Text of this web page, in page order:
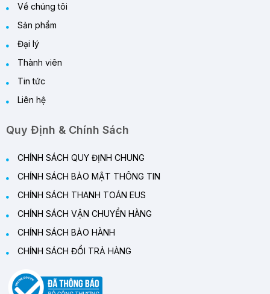
Về chúng tôi
Sản phẩm
Đại lý
Thành viên
Tin tức
Liên hệ
Quy Định & Chính Sách
CHÍNH SÁCH QUY ĐỊNH CHUNG
CHÍNH SÁCH BẢO MẬT THÔNG TIN
CHÍNH SÁCH THANH TOÁN EUS
CHÍNH SÁCH VẬN CHUYỂN HÀNG
CHÍNH SÁCH BẢO HÀNH
CHÍNH SÁCH ĐỔI TRẢ HÀNG